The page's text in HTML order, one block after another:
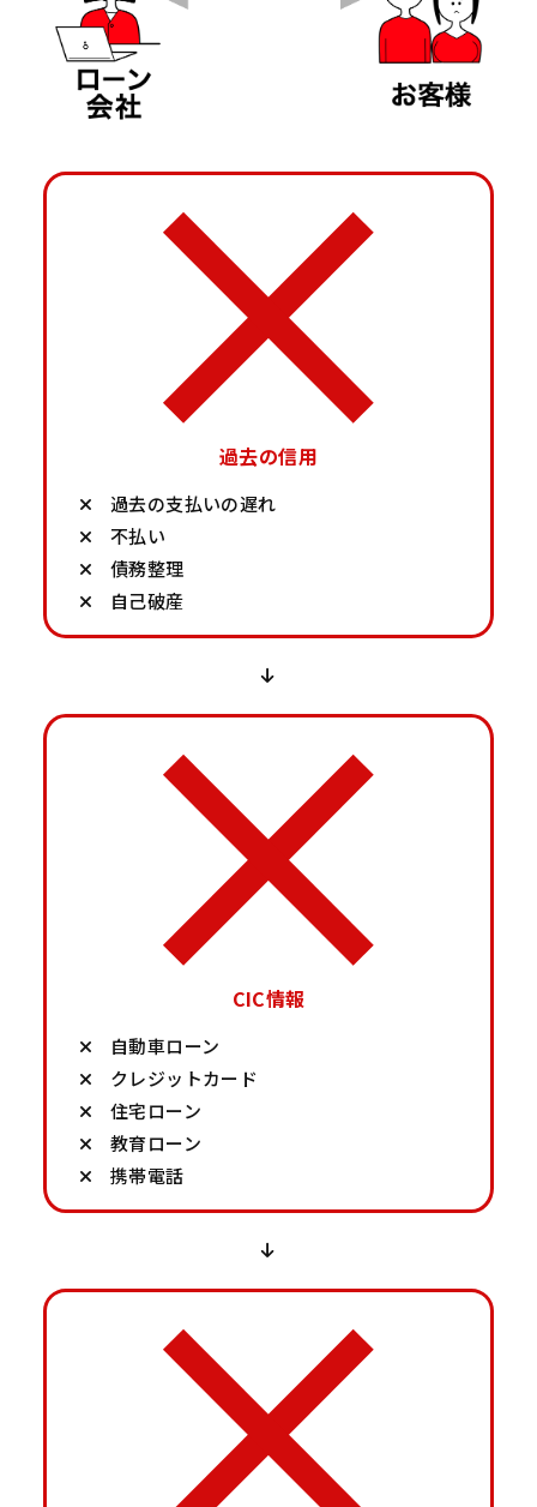
過去の信用
過去の支払いの遅れ
不払い
債務整理
自己破産
CIC情報
自動車ローン
クレジットカード
住宅ローン
教育ローン
携帯電話